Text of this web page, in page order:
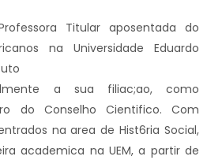
Titular aposentada do
na Universidade Eduardo
a sua filiac;ao, como
do Conselho Cientifico. Com
na area de Hist6ria Social,
academica na UEM, a partir de